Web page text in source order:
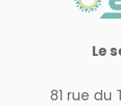
Le
81 rue